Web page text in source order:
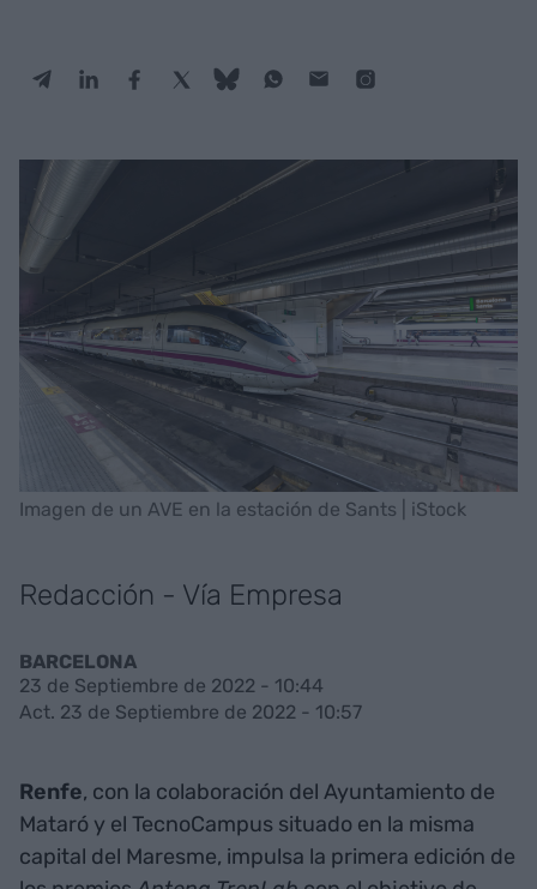
Imagen de un AVE en la estación de Sants | iStock
Redacción - Vía Empresa
BARCELONA
23 de Septiembre de 2022 - 10:44
Act. 23 de Septiembre de 2022 - 10:57
Renfe, con la colaboración del Ayuntamiento de
Mataró y el TecnoCampus situado en la misma
capital del Maresme, impulsa la primera edición de